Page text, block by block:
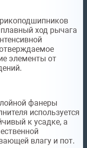
ход рычага
элементы от
фанеры
используется
к усадке, а
влагу и пот.